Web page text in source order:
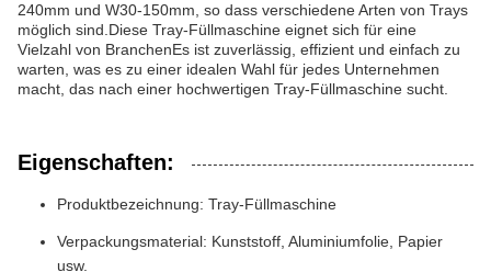
240mm und W30-150mm, so dass verschiedene Arten von Trays
möglich sind.Diese Tray-Füllmaschine eignet sich für eine
Vielzahl von BranchenEs ist zuverlässig, effizient und einfach zu
warten, was es zu einer idealen Wahl für jedes Unternehmen
macht, das nach einer hochwertigen Tray-Füllmaschine sucht.
Eigenschaften:
Produktbezeichnung: Tray-Füllmaschine
Verpackungsmaterial: Kunststoff, Aluminiumfolie, Papier
usw.